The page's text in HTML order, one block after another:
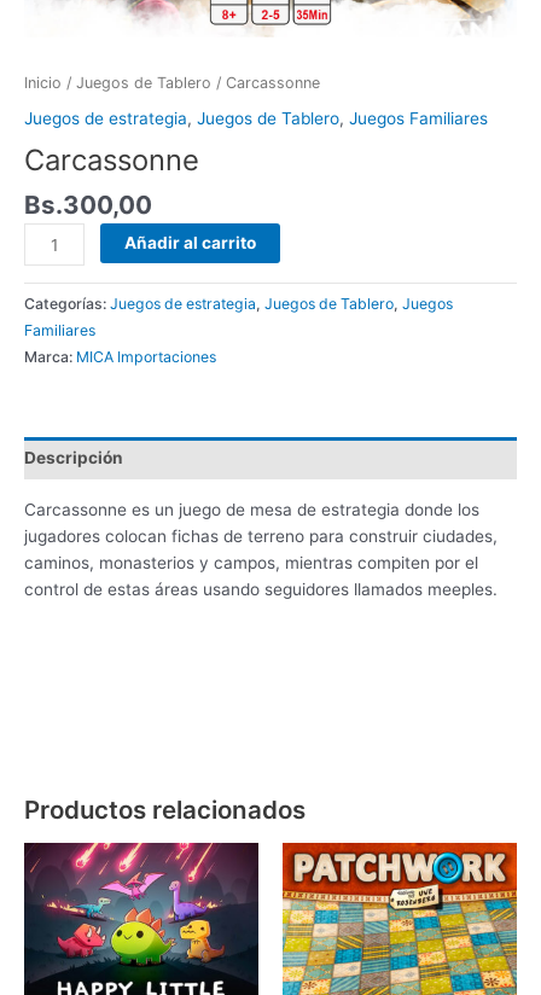
Inicio / Juegos de Tablero / Carcassonne
Juegos de estrategia, Juegos de Tablero, Juegos Familiares
Carcassonne
Bs.300,00
Añadir al carrito
Categorías: Juegos de estrategia, Juegos de Tablero, Juegos
Familiares
Marca: MICA Importaciones
Descripción
Carcassonne es un juego de mesa de estrategia donde los
jugadores colocan fichas de terreno para construir ciudades,
caminos, monasterios y campos, mientras compiten por el
control de estas áreas usando seguidores llamados meeples.
Productos relacionados